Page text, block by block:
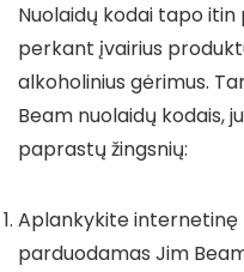
Nuolaidų kodai tapo
perkant įvairius
alkoholinius gėrimus.
Beam nuolaidų kodais,
paprastų žingsnių:
Aplankykite internetinę
parduodamas Jim